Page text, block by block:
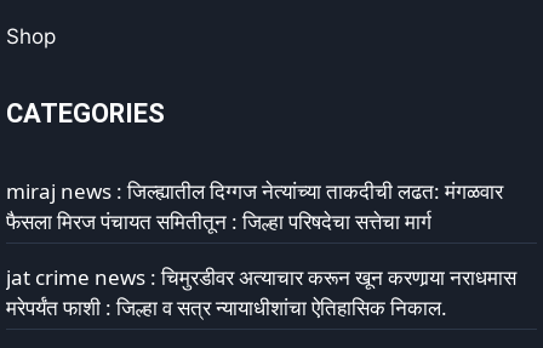
Shop
CATEGORIES
miraj news : जिल्ह्यातील दिग्गज नेत्यांच्या ताकदीची लढत: मंगळवार
फैसला मिरज पंचायत समितीतून : जिल्हा परिषदेचा सत्तेचा मार्ग
jat crime news : चिमुरडीवर अत्याचार करून खून करणार्‍या नराधमास
मरेपर्यंत फाशी : जिल्हा व सत्र न्यायाधीशांचा ऐतिहासिक निकाल.